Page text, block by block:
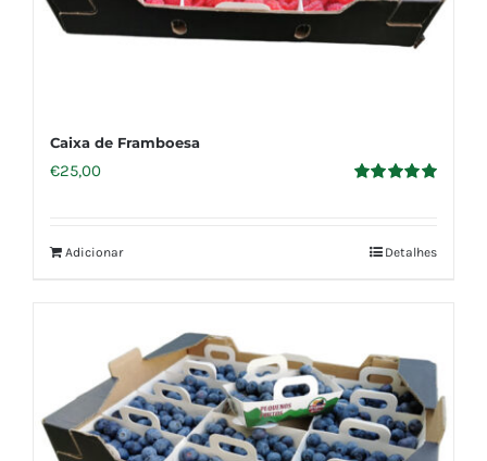
Caixa de Framboesa
€25,00
Adicionar Detalhes